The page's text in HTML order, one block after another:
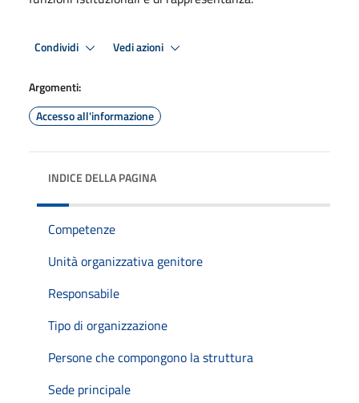
Condividi Vedi azioni
Argomenti:
Accesso all'informazione
INDICE DELLA PAGINA
Competenze
Unità organizzativa genitore
Responsabile
Tipo di organizzazione
Persone che compongono la struttura
Sede principale